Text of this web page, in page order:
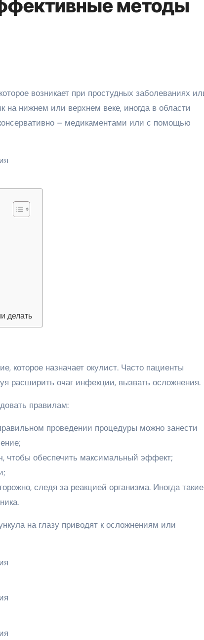
методы
на нижнем или верхнем веке, иногда в области
– медикаментами или с помощью
делать
которое назначает окулист. Часто пациенты
расширить очаг инфекции, вызвать осложнения.
правилам:
проведении процедуры можно занести
чтобы обеспечить максимальный эффект;
следя за реакцией организма. Иногда такие
на глазу приводят к осложнениям или